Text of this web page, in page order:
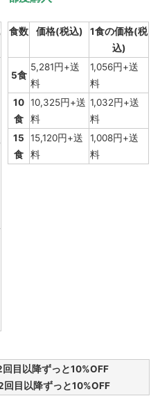
食数 価格(税込)
1食の価格(税
込)
5食
5,281円+送
料
1,056円+送
料
10
食
10,325円+送
料
1,032円+送
料
15
食
15,120円+送
料
1,008円+送
料
目以降ずっと10%OFF
目以降ずっと10%OFF